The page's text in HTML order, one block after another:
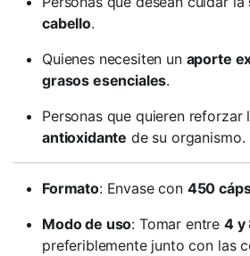
cabello.
Quienes necesiten un aporte
grasos esenciales.
Personas que quieren reforzar
antioxidante de su organismo.
Formato: Envase con 450
Modo de uso: Tomar entre4 y
preferiblemente junto con las